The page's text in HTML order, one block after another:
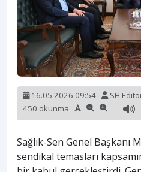
16.05.2026 09:54 SH
450 okunma
Sağlık-Sen Genel Başkanı
sendikal temasları